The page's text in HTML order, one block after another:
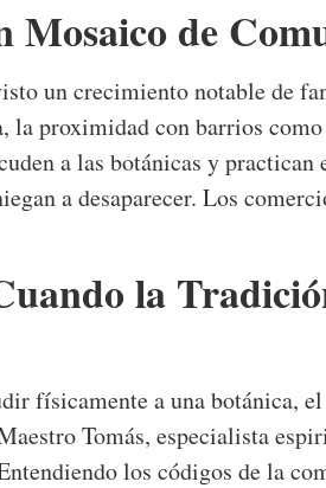
Mosaico de
un crecimiento notable de
la proximidad con barrios
a las botánicas y practican
a desaparecer. Los
la
físicamente a una botánica,
Tomás, especialista
los códigos de la